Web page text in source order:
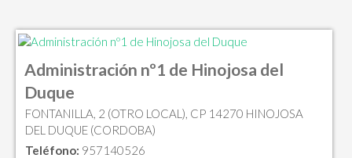
Administración nº1 de Hinojosa del
Duque
FONTANILLA, 2 (OTRO LOCAL), CP 14270 HINOJOSA
DEL DUQUE (CORDOBA)
Teléfono: 957140526